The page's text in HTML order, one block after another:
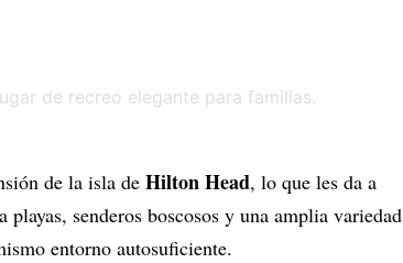
de la isla de Hilton Head, lo que les da a
senderos boscosos y una amplia variedad
entorno autosuficiente.